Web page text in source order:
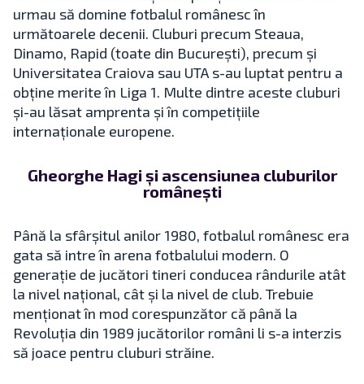
urmau să domine fotbalul românesc în
următoarele decenii. Cluburi precum Steaua,
Dinamo, Rapid (toate din București), precum și
Universitatea Craiova sau UTA s-au luptat pentru a
obține merite în Liga 1. Multe dintre aceste cluburi
și-au lăsat amprenta și în competițiile
internaționale europene.
Gheorghe Hagi și ascensiunea cluburilor
românești
Până la sfârșitul anilor 1980, fotbalul românesc era
gata să intre în arena fotbalului modern. O
generație de jucători tineri conducea rândurile atât
la nivel național, cât și la nivel de club. Trebuie
menționat în mod corespunzător că până la
Revoluția din 1989 jucătorilor români li s-a interzis
să joace pentru cluburi străine.